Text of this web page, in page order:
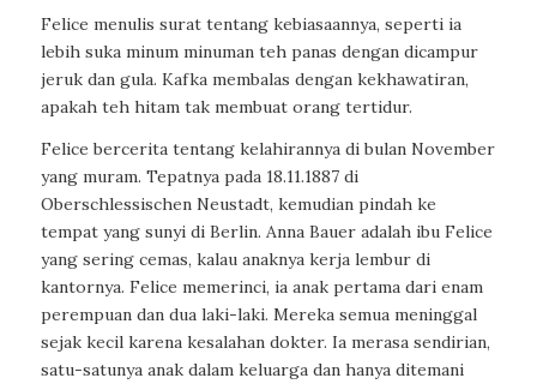
Felice menulis surat tentang kebiasaannya, seperti ia
lebih suka minum minuman teh panas dengan dicampur
jeruk dan gula. Kafka membalas dengan kekhawatiran,
apakah teh hitam tak membuat orang tertidur.
Felice bercerita tentang kelahirannya di bulan November
yang muram. Tepatnya pada 18.11.1887 di
Oberschlessischen Neustadt, kemudian pindah ke
tempat yang sunyi di Berlin. Anna Bauer adalah ibu Felice
yang sering cemas, kalau anaknya kerja lembur di
kantornya. Felice memerinci, ia anak pertama dari enam
perempuan dan dua laki-laki. Mereka semua meninggal
sejak kecil karena kesalahan dokter. Ia merasa sendirian,
satu-satunya anak dalam keluarga dan hanya ditemani